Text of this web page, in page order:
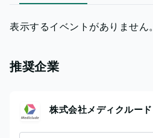
表示するイベントがありません。
推奨企業
株式会社メディクルード